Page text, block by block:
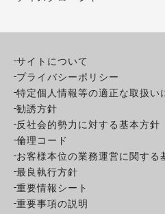
サイトについて
プライバシーポリシー
特定個人情報等の適正な取扱い
勧誘方針
反社会的勢力に対する基本方針
倫理コード
お客様本位の業務運営に関する
最良執行方針
重要情報シート
重要事項の説明